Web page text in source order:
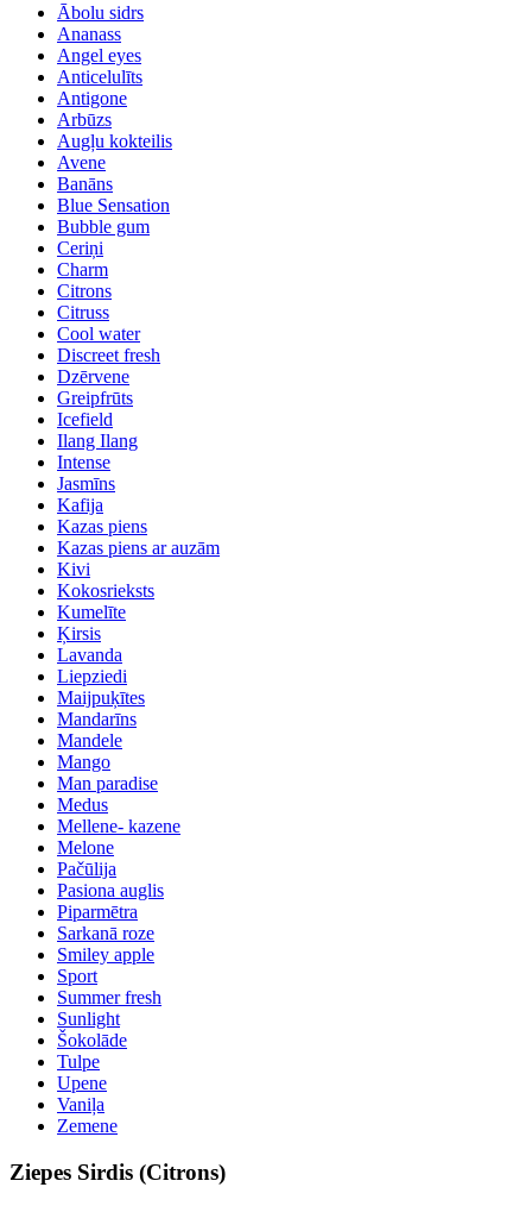
Ābolu sidrs
Ananass
Angel eyes
Anticelulīts
Antigone
Arbūzs
Augļu kokteilis
Avene
Banāns
Blue Sensation
Bubble gum
Ceriņi
Charm
Citrons
Citruss
Cool water
Discreet fresh
Dzērvene
Greipfrūts
Icefield
Ilang Ilang
Intense
Jasmīns
Kafija
Kazas piens
Kazas piens ar auzām
Kivi
Kokosrieksts
Kumelīte
Ķirsis
Lavanda
Liepziedi
Maijpuķītes
Mandarīns
Mandele
Mango
Man paradise
Medus
Mellene- kazene
Melone
Pačūlija
Pasiona auglis
Piparmētra
Sarkanā roze
Smiley apple
Sport
Summer fresh
Sunlight
Šokolāde
Tulpe
Upene
Vaniļa
Zemene
Ziepes Sirdis (Citrons)